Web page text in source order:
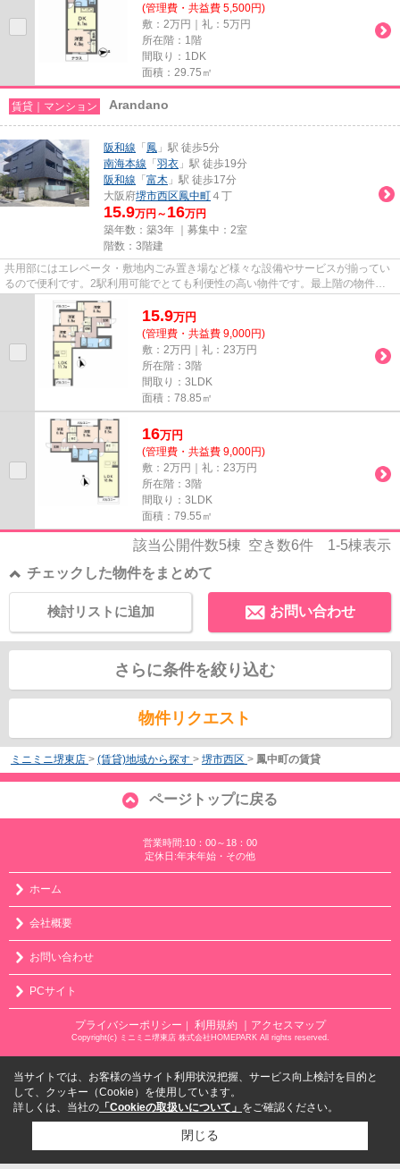
(管理費・共益費 5,500円)
敷：2万円｜礼：5万円
所在階：1階
間取り：1DK
面積：29.75㎡
賃貸｜マンション Arandano
阪和線 「 鳳 」駅 徒歩5分
南海本線 「 羽衣 」駅 徒歩19分
阪和線 「 富木 」駅 徒歩17分
大阪府堺市西区鳳中町 ４丁
15.9万円～ 16万円
築年数：築3年 ｜募集中： 2室
階数：3階建
共用部にはエレベータ・敷地内ごみ置き場など様々な設備やサービスが揃ってい
るので便利です。2駅利用可能でとても利便性の高い物件です。最上階の物件で
す。こちらはマンションタイプ...
15.9万円
(管理費・共益費 9,000円)
敷：2万円｜礼：23万円
所在階：3階
間取り：3LDK
面積：78.85㎡
16万円
(管理費・共益費 9,000円)
敷：2万円｜礼：23万円
所在階：3階
間取り：3LDK
面積：79.55㎡
該当公開件数5棟 空き数6件 1-5棟表示
チェックした物件をまとめて
お問い合わせ
検討リストに追加
さらに条件を絞り込む
物件リクエスト
ミニミニ堺東店 > (賃貸)地域から探す > 堺市西区 > 鳳中町の賃貸
ページトップに戻る
営業時間:10：00～18：00
定休日:年末年始・その他
ホーム
会社概要
お問い合わせ
PCサイト
プライバシーポリシー ｜ 利用規約 ｜アクセスマップ
Copyright(c) ミニミニ堺東店 株式会社HOMEPARK All rights reserved.
当サイトでは、お客様の当サイト利用状況把握、サービス向上検討を目的と
して、クッキー（Cookie）を使用しています。
詳しくは、当社の 「Cookieの取扱いについて」 をご確認ください。
閉じる